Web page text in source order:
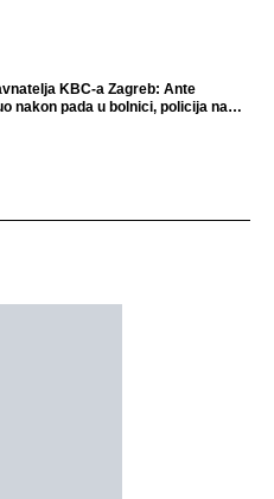
KBC-a Zagreb: Ante
nakon pada u bolnici, policija na